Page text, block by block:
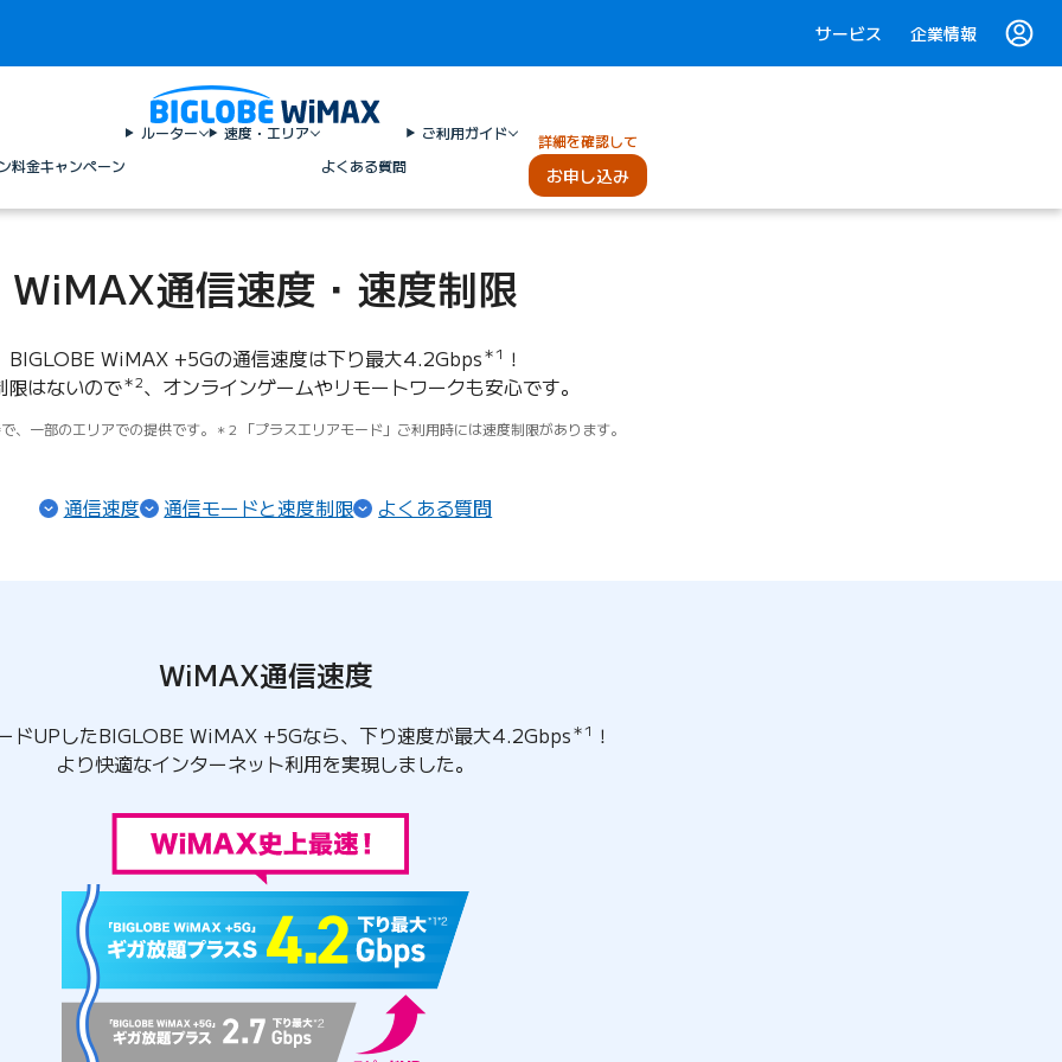
サービス 企業情報
料金キャンペーン
ルーター
速度・エリア
よくある質問
ご利用ガイド 詳細を確認して
お申し込み
WiMAX通信速度・速度制限
BIGLOBE WiMAX +5Gの通信速度は下り最大4.2Gbps＊1 ！
限はないので＊2、オンラインゲームやリモートワークも安心です。
、一部のエリアでの提供です。 2 「プラスエリアモード」ご利用時には速度制限があります。
通信速度 通信モードと速度制限 よくある質問
WiMAX通信速度
ドUPしたBIGLOBE WiMAX +5Gなら、下り速度が最大4.2Gbps＊1 ！
より快適なインターネット利用を実現しました。